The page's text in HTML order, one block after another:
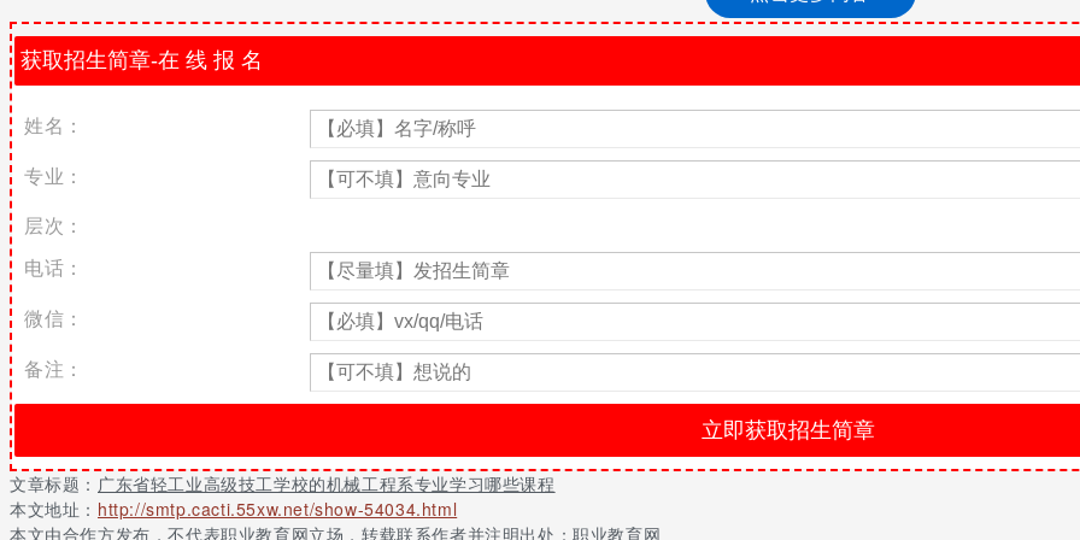
广东省轻工业高级技工学校介绍：
学校概况
广东省轻工业技师学院、广东省轻工业高级技工学校成立于1974年，是一所公办、全日制国家级重点技工学校。2004年通过了
号;2006年被评为“全国就业促进先进单位”和“教育创新全国百所名校”;2007年荣获“广东省技工教育系统先进集体”称号、“高技能人才培训
技能人才培养示范基地”，全国“抗震救灾突出贡献学校”荣誉称号。
学校设东校区、西校区、北校区、白云校区和南校区、中山校区、湛江校区、澄海校区，秉承质量、管理、特色、品牌的办学理念，
层次学历教育，常设38个专业，全日制在校生1.7万人，高级和技师层次学生12000人，占在校生的70%，每年为社会培养各类技能型人才
学校拥有一支经验丰富、锐意进取的师资队伍，中级、高级职称教师占80%，有10位教师分获 “南粤技术能手”、“广东省五一劳动奖章
教师技能大赛中，教师代表队获团体第一名。2008年第三届全国数控技能大赛广东选拔赛中，教师荣获一个第一名，两个第三名。
学校积极开拓校企合作，在专业建设、师资队伍培养、课程设置和教材改革等方面与企业和行业进行了广泛的合作，每年引进十几家
试站、特种作业定点培训站开办有初级工、中级工、高级工、技师和高级技师的短训与鉴定，鉴定工种21个，每年短期培训4000余人次
三十六年来，学校培养了数以十万计的中、高级技能人才，在技工教育领域积累了丰富的办学经验，形成了多层次、多形式、多渠道
的办学设施和优美的校园环境保障了优质的教学质量，毕业生深受企业欢迎，推荐就业率常年保持在98%以上。
机械工程系专业介绍：
一、专业系概述
姓名：
专业：
层次：
电话：
微信：
备注：
文章标题： 广东省轻工业高级技工学校的机械工程系专业学习哪些课程
本文地址： http://smtp.cacti.55xw.net/show-54034.html
本文由合作方发布，不代表职业教育网立场，转载联系作者并注明出处：职业教育网